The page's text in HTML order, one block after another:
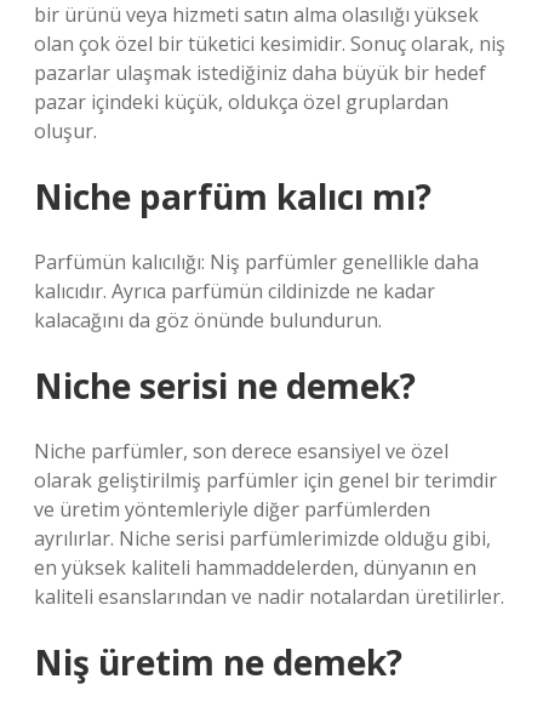
bir ürünü veya hizmeti satın alma olasılığı yüksek
olan çok özel bir tüketici kesimidir. Sonuç olarak, niş
pazarlar ulaşmak istediğiniz daha büyük bir hedef
pazar içindeki küçük, oldukça özel gruplardan
oluşur.
Niche parfüm kalıcı mı?
Parfümün kalıcılığı: Niş parfümler genellikle daha
kalıcıdır. Ayrıca parfümün cildinizde ne kadar
kalacağını da göz önünde bulundurun.
Niche serisi ne demek?
Niche parfümler, son derece esansiyel ve özel
olarak geliştirilmiş parfümler için genel bir terimdir
ve üretim yöntemleriyle diğer parfümlerden
ayrılırlar. Niche serisi parfümlerimizde olduğu gibi,
en yüksek kaliteli hammaddelerden, dünyanın en
kaliteli esanslarından ve nadir notalardan üretilirler.
Niş üretim ne demek?